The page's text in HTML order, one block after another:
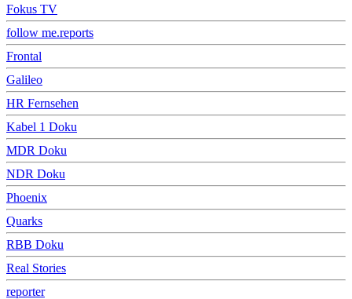
Fokus TV
follow me.reports
Frontal
Galileo
HR Fernsehen
Kabel 1 Doku
MDR Doku
NDR Doku
Phoenix
Quarks
RBB Doku
Real Stories
reporter